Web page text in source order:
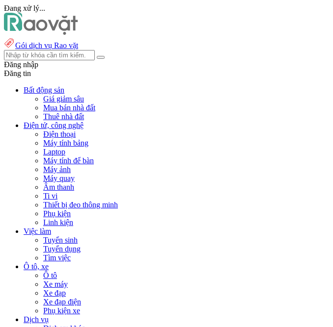
Đang xử lý...
Gói dịch vụ Rao vặt
Đăng nhập
Đăng tin
Bất động sản
Giá giảm sâu
Mua bán nhà đất
Thuê nhà đất
Điện tử, công nghệ
Điện thoại
Máy tính bảng
Laptop
Máy tính để bàn
Máy ảnh
Máy quay
Âm thanh
Ti vi
Thiết bị đeo thông minh
Phụ kiện
Linh kiện
Việc làm
Tuyển sinh
Tuyển dụng
Tìm việc
Ô tô, xe
Ô tô
Xe máy
Xe đạp
Xe đạp điện
Phụ kiện xe
Dịch vụ